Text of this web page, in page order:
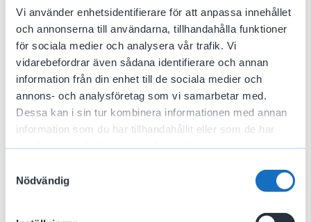
Vi använder enhetsidentifierare för att anpassa innehållet
och annonserna till användarna, tillhandahålla funktioner
för sociala medier och analysera vår trafik. Vi
vidarebefordrar även sådana identifierare och annan
information från din enhet till de sociala medier och
annons- och analysföretag som vi samarbetar med.
Dessa kan i sin tur kombinera informationen med annan
information som du har tillhandahållit eller som de har
Nödvändig
rätt till en ny ersättningsperiod med de nya
reglerna.
Läs mer om att få ersättning med de äldre reglerna
Läs mer i ditt beslut